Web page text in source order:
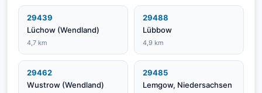
29439
Lüchow (Wendland)
4,7 km
29488
Lübbow
4,9 km
29462
Wustrow (Wendland)
29485
Lemgow, Niedersachsen